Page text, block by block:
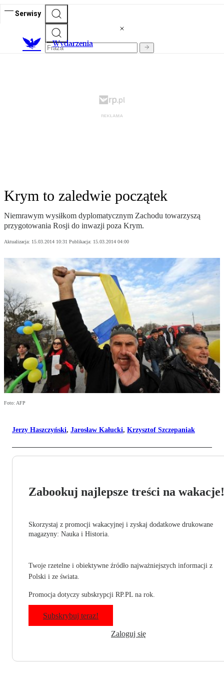
Serwisy
Wydarzenia
Krym to zaledwie początek
Niemrawym wysiłkom dyplomatycznym Zachodu towarzyszą
przygotowania Rosji do inwazji poza Krym.
Aktualizacja: 15.03.2014 10:31 Publikacja: 15.03.2014 04:00
Foto: AFP
Jerzy Haszczyński, Jarosław Kałucki, Krzysztof Szczepaniak
Zabookuj najlepsze treści na wakacje!
Skorzystaj z promocji wakacyjnej i zyskaj dodatkowe drukowane
magazyny: Nauka i Historia.
Twoje rzetelne i obiektywne źródło najważniejszych informacji z
Polski i ze świata.
Promocja dotyczy subskrypcji RP.PL na rok.
Subskrybuj teraz!
Zaloguj się